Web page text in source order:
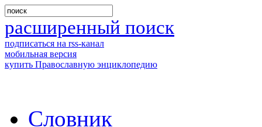
расширенный поиск
подписаться на rss-канал
мобильная версия
купить Православную энциклопедию
Словник